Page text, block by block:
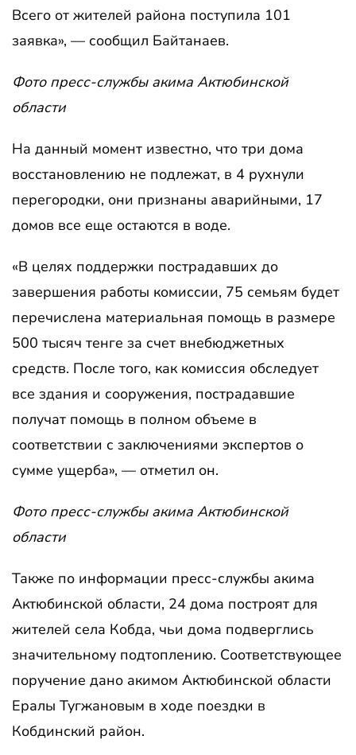
Всего от жителей района поступила 101
заявка», — сообщил Байтанаев.
Фото пресс-службы акима Актюбинской
области
На данный момент известно, что три дома
восстановлению не подлежат, в 4 рухнули
перегородки, они признаны аварийными, 17
домов все еще остаются в воде.
«В целях поддержки пострадавших до
завершения работы комиссии, 75 семьям будет
перечислена материальная помощь в размере
500 тысяч тенге за счет внебюджетных
средств. После того, как комиссия обследует
все здания и сооружения, пострадавшие
получат помощь в полном объеме в
соответствии с заключениями экспертов о
сумме ущерба», — отметил он.
Фото пресс-службы акима Актюбинской
области
Также по информации пресс-службы акима
Актюбинской области, 24 дома построят для
жителей села Кобда, чьи дома подверглись
значительному подтоплению. Соответствующее
поручение дано акимом Актюбинской области
Ералы Тугжановым в ходе поездки в
Кобдинский район.